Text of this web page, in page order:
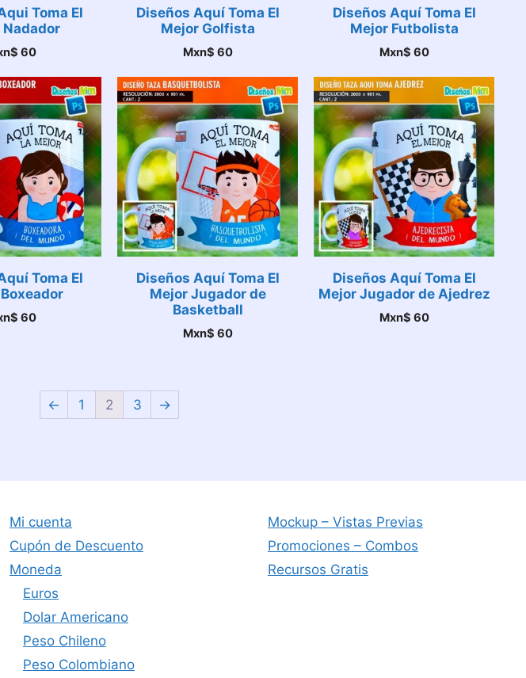
Toma El
Nadador
60
Diseños Aquí Toma El
Mejor Golfista
Mxn$ 60
Diseños Aquí Toma El
Mejor Futbolista
Mxn$ 60
Toma El
60
Diseños Aquí Toma El
Mejor Jugador de
Basketball
Mxn$ 60
Diseños Aquí Toma El
Mejor Jugador de Ajedrez
Mxn$ 60
← 1 2 3 →
Mi cuenta
Cupón de Descuento
Moneda
Euros
Dolar Americano
Peso Chileno
Peso Colombiano
Mockup – Vistas Previas
Promociones – Combos
Recursos Gratis